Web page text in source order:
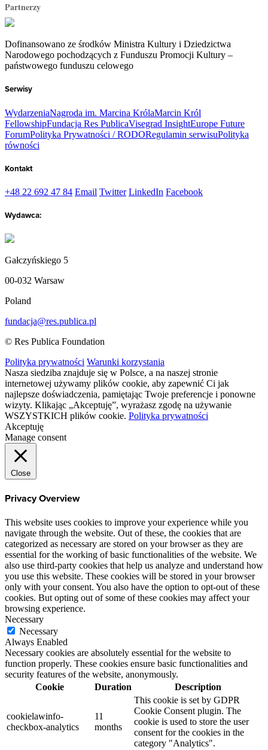
Partnerzy
Dofinansowano ze środków Ministra Kultury i Dziedzictwa
Narodowego pochodzących z Funduszu Promocji Kultury –
państwowego funduszu celowego
Serwisy
WydarzeniaNagroda im. Marcina KrólaMarcin Król
FellowshipFundacja Res PublicaVisegrad InsightEurope Future
ForumPolityka Prywatności / RODORegulamin serwisuPolityka
równości
Kontakt
+48 22 692 47 84 Email Twitter LinkedIn Facebook
Wydawca:
Gałczyńskiego 5
00-032 Warsaw
Poland
fundacja@res.publica.pl
© Res Publica Foundation
Polityka prywatności Warunki korzystania
Nasza siedziba znajduje się w Polsce, a na naszej stronie
internetowej używamy plików cookie, aby zapewnić Ci jak
najlepsze doświadczenia, pamiętając Twoje preferencje i ponowne
wizyty. Klikając „Akceptuję”, wyrażasz zgodę na używanie
WSZYSTKICH plików cookie. Polityka prywatności
Akceptuję
Manage consent
Close
Privacy Overview
This website uses cookies to improve your experience while you
navigate through the website. Out of these, the cookies that are
categorized as necessary are stored on your browser as they are
essential for the working of basic functionalities of the website. We
also use third-party cookies that help us analyze and understand how
you use this website. These cookies will be stored in your browser
only with your consent. You also have the option to opt-out of these
cookies. But opting out of some of these cookies may affect your
browsing experience.
Necessary
Necessary
Always Enabled
Necessary cookies are absolutely essential for the website to
function properly. These cookies ensure basic functionalities and
security features of the website, anonymously.
Cookie
Duration Description
cookielawinfo-
checkbox-analytics
11
months
This cookie is set by GDPR
Cookie Consent plugin. The
cookie is used to store the user
consent for the cookies in the
category "Analytics".